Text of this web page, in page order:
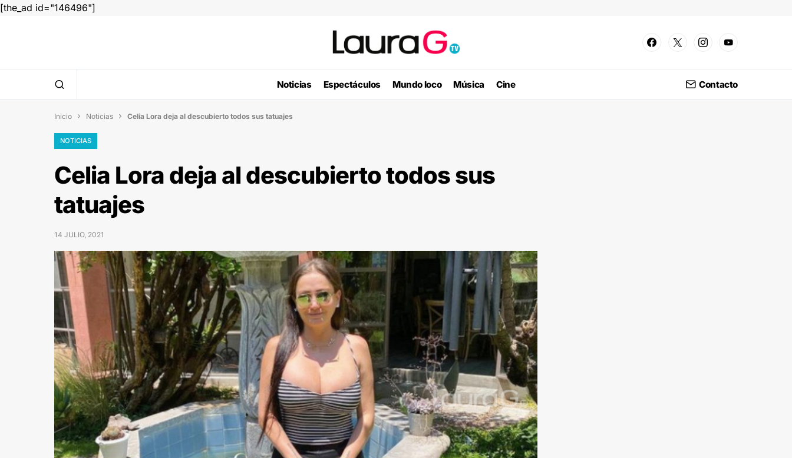
[the_ad id="146496"]
Noticias Espectáculos Mundo loco Música Cine Contacto
Inicio  Noticias  Celia Lora deja al descubierto todos sus tatuajes
NOTICIAS
Celia Lora deja al descubierto todos sus
tatuajes
14 JULIO, 2021